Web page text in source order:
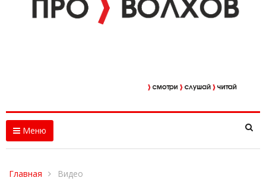
Меню
Главная Видео